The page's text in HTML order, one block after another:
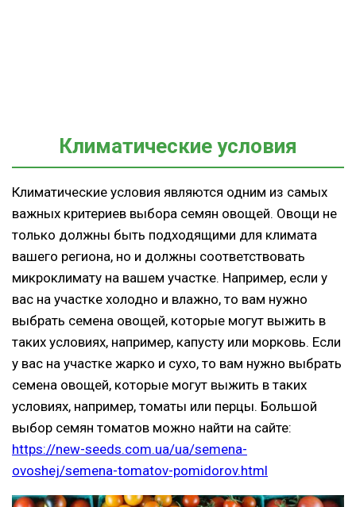
Климатические условия
Климатические условия являются одним из самых
важных критериев выбора семян овощей. Овощи не
только должны быть подходящими для климата
вашего региона, но и должны соответствовать
микроклимату на вашем участке. Например, если у
вас на участке холодно и влажно, то вам нужно
выбрать семена овощей, которые могут выжить в
таких условиях, например, капусту или морковь. Если
у вас на участке жарко и сухо, то вам нужно выбрать
семена овощей, которые могут выжить в таких
условиях, например, томаты или перцы. Большой
выбор семян томатов можно найти на сайте:
https://new-seeds.com.ua/ua/semena-
ovoshej/semena-tomatov-pomidorov.html